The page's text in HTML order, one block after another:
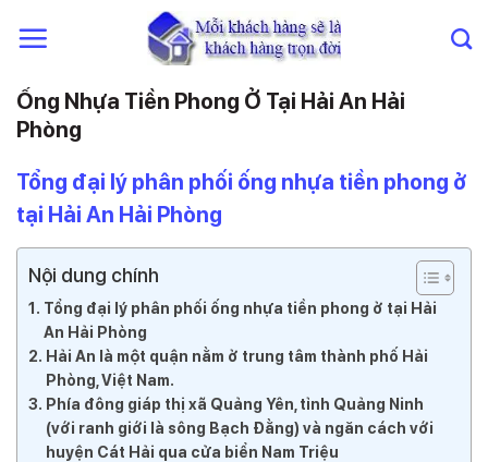
đến
dungỐng Nhựa Tiền Phong Ở Tại Hải An Hải
Phòng
Tổng đại lý phân phối ống nhựa tiền phong ở
tại Hải An Hải Phòng
Nội dung chính
Tổng đại lý phân phối ống nhựa tiền phong ở tại Hải
An Hải Phòng
Hải An là một quận nằm ở trung tâm thành phố Hải
Phòng, Việt Nam.
Phía đông giáp thị xã Quảng Yên, tỉnh Quảng Ninh
(với ranh giới là sông Bạch Đằng) và ngăn cách với
huyện Cát Hải qua cửa biển Nam Triệu